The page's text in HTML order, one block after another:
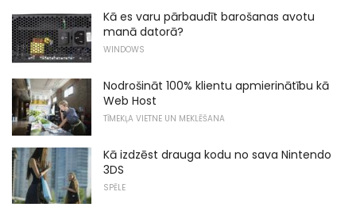
Kā es varu pārbaudīt barošanas avotu
manā datorā?
WINDOWS
Nodrošināt 100% klientu apmierinātību kā
Web Host
TĪMEKĻA VIETNE UN MEKLĒŠANA
Kā izdzēst drauga kodu no sava Nintendo
3DS
SPĒLE